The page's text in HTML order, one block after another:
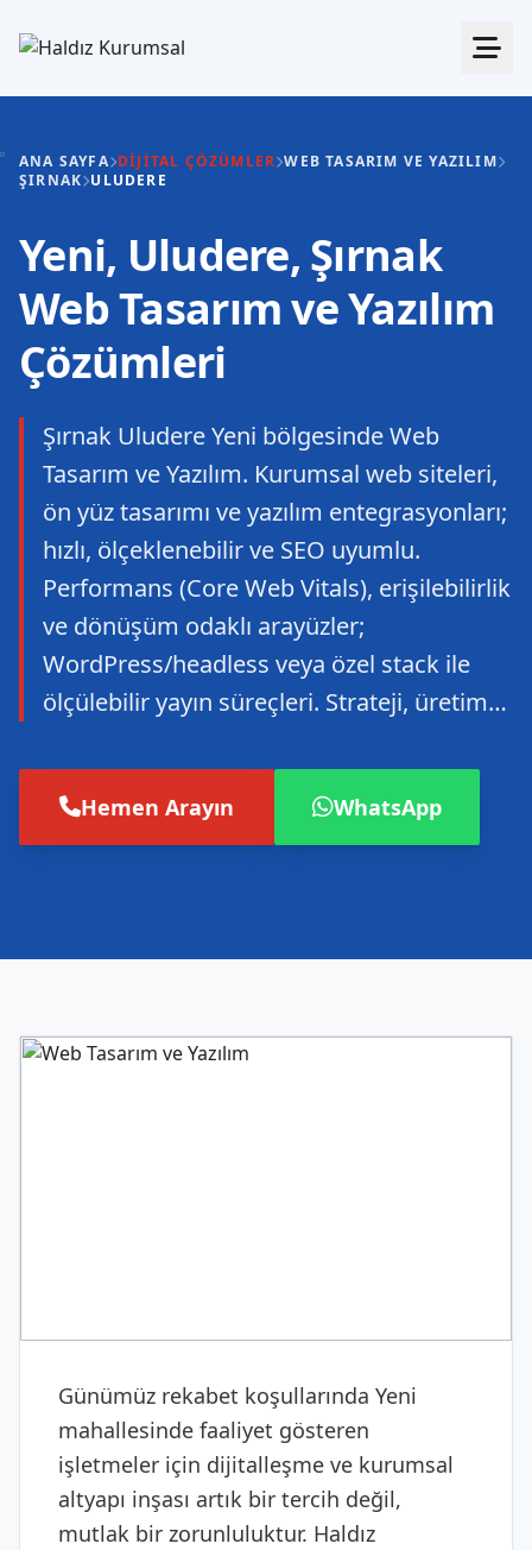
ANA SAYFA DIJITAL ÇÖZÜMLER WEB TASARIM VE YAZILIM
ŞIRNAK ULUDERE
Yeni, Uludere, Şırnak
Web Tasarım ve Yazılım
Çözümleri
Şırnak Uludere Yeni bölgesinde Web
Tasarım ve Yazılım. Kurumsal web siteleri,
ön yüz tasarımı ve yazılım entegrasyonları;
hızlı, ölçeklenebilir ve SEO uyumlu.
Performans (Core Web Vitals), erişilebilirlik
ve dönüşüm odaklı arayüzler;
WordPress/headless veya özel stack ile
ölçülebilir yayın süreçleri. Strateji, üretim…
Hemen Arayın WhatsApp
Günümüz rekabet koşullarında Yeni
mahallesinde faaliyet gösteren
işletmeler için dijitalleşme ve kurumsal
altyapı inşası artık bir tercih değil,
mutlak bir zorunluluktur. Haldız